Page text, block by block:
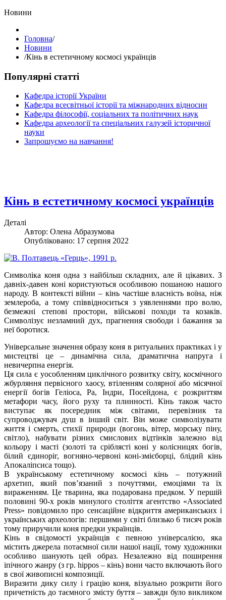
Hовини
Головна/
Hовини
/Кінь в естетичному космосі українців
Популярні статті
Кафедра історії України
Кафедра всесвітньої історії та міжнародних відносин
Кафедра філософії, соціальних та політичних наук
Кафедра археології та спеціальних галузей історичної
науки
Запрошуємо на навчання!
Кінь в естетичному космосі українців
Деталі
Автор: Олена Абразумова
Опубліковано: 17 серпня 2022
Символіка коня одна з найбільш складних, але й цікавих. З
давніх-давен коні користуються особливою пошаною нашого
народу. В контексті війни – кінь частіше власність воїна, ніж
землероба, а тому співвідноситься з уявленнями про волю,
безмежні степові простори, військові походи та козаків.
Символізує незламний дух, прагнення свободи і бажання за
неї боротися.
Універсальне значення образу коня в ритуальних практиках і у
мистецтві це – динамічна сила, драматична напруга і
невичерпна енергія.
Ця сила є уособленням циклічного розвитку світу, космічного
жбурляння первісного хаосу, втіленням солярної або місячної
енергії богів Геліоса, Ра, Індри, Посейдона, є розкриттям
метафори часу, його руху та плинності. Кінь також часто
виступає як посередник між світами, перевізник та
супроводжувач душ в інший світ. Він може символізувати
життя і смерть, стихії природи (вогонь, вітер, морську піну,
світло), набувати різних смислових відтінків залежно від
кольору і масті (золоті та сріблясті коні у колісницях богів,
білий єдиноріг, вогняно-червоні коні-змієборці, блідий кінь
Апокаліпсиса тощо).
В українському естетичному космосі кінь – потужний
архетип, який пов’язаний з почуттями, емоціями та їх
вираженням. Це тварина, яка подарована предком. У першій
половині 90-х років минулого століття агентство «Associated
Press» повідомило про сенсаційне відкриття американських і
українських археологів: першими у світі близько 6 тисяч років
тому приручили коня предки українців.
Кінь в свідомості українців є певною універсалією, яка
містить джерела потаємної сили нашої нації, тому художники
особливо шанують цей образ. Незалежно від поширення
іпічного жанру (з гр. hippos – кінь) вони часто включають його
в свої живописні композиції.
Виразити дику силу і грацію коня, візуально розкрити його
причетність до таємного змісту буття – завжди було викликом